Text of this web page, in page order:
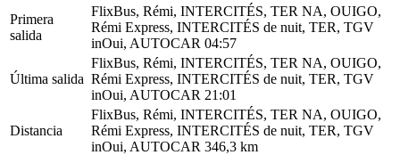
Primera
salida
FlixBus, Rémi, INTERCITÉS, TER NA, OUIGO,
Rémi Express, INTERCITÉS de nuit, TER, TGV
inOui, AUTOCAR 04:57
Última salida
FlixBus, Rémi, INTERCITÉS, TER NA, OUIGO,
Rémi Express, INTERCITÉS de nuit, TER, TGV
inOui, AUTOCAR 21:01
Distancia
FlixBus, Rémi, INTERCITÉS, TER NA, OUIGO,
Rémi Express, INTERCITÉS de nuit, TER, TGV
inOui, AUTOCAR 346,3 km